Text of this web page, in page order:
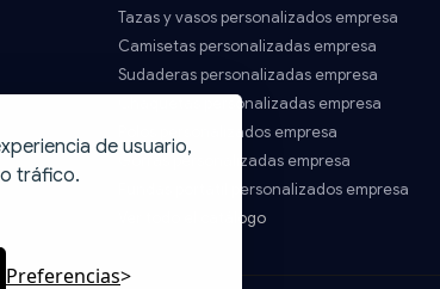
de usuario,
tráfico.
Preferencias
Tazas y vasos personalizados empresa
Camisetas personalizadas empresa
Sudaderas personalizadas empresa
Chaquetas personalizadas empresa
Polos personalizados empresa
Gorras personalizadas empresa
Fundas portatil personalizados empresa
Ver todo el catálogo